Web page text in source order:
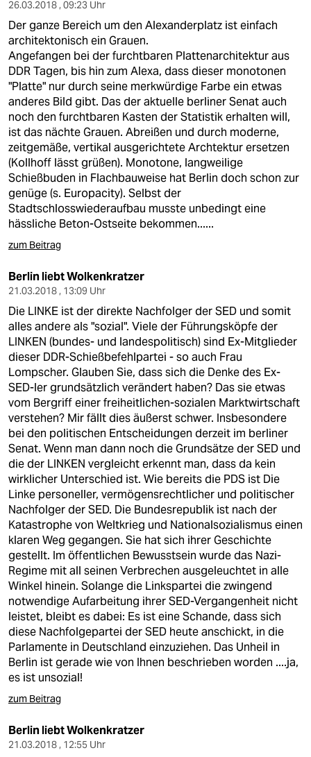
26.03.2018 , 09:23 Uhr
Der ganze Bereich um den Alexanderplatz ist einfach
architektonisch ein Grauen.
Angefangen bei der furchtbaren Plattenarchitektur aus
DDR Tagen, bis hin zum Alexa, dass dieser monotonen
"Platte" nur durch seine merkwürdige Farbe ein etwas
anderes Bild gibt. Das der aktuelle berliner Senat auch
noch den furchtbaren Kasten der Statistik erhalten will,
ist das nächte Grauen. Abreißen und durch moderne,
zeitgemäße, vertikal ausgerichtete Archtektur ersetzen
(Kollhoff lässt grüßen). Monotone, langweilige
Schießbuden in Flachbauweise hat Berlin doch schon zur
genüge (s. Europacity). Selbst der
Stadtschlosswiederaufbau musste unbedingt eine
hässliche Beton-Ostseite bekommen......
zum Beitrag
Berlin liebt Wolkenkratzer
21.03.2018 , 13:09 Uhr
Die LINKE ist der direkte Nachfolger der SED und somit
alles andere als "sozial". Viele der Führungsköpfe der
LINKEN (bundes- und landespolitisch) sind Ex-Mitglieder
dieser DDR-Schießbefehlpartei - so auch Frau
Lompscher. Glauben Sie, dass sich die Denke des Ex-
SED-ler grundsätzlich verändert haben? Das sie etwas
vom Bergriff einer freiheitlichen-sozialen Marktwirtschaft
verstehen? Mir fällt dies äußerst schwer. Insbesondere
bei den politischen Entscheidungen derzeit im berliner
Senat. Wenn man dann noch die Grundsätze der SED und
die der LINKEN vergleicht erkennt man, dass da kein
wirklicher Unterschied ist. Wie bereits die PDS ist Die
Linke personeller, vermögensrechtlicher und politischer
Nachfolger der SED. Die Bundesrepublik ist nach der
Katastrophe von Weltkrieg und Nationalsozialismus einen
klaren Weg gegangen. Sie hat sich ihrer Geschichte
gestellt. Im öffentlichen Bewusstsein wurde das Nazi-
Regime mit all seinen Verbrechen ausgeleuchtet in alle
Winkel hinein. Solange die Linkspartei die zwingend
notwendige Aufarbeitung ihrer SED-Vergangenheit nicht
leistet, bleibt es dabei: Es ist eine Schande, dass sich
diese Nachfolgepartei der SED heute anschickt, in die
Parlamente in Deutschland einzuziehen. Das Unheil in
Berlin ist gerade wie von Ihnen beschrieben worden ....ja,
es ist unsozial!
zum Beitrag
Berlin liebt Wolkenkratzer
21.03.2018 , 12:55 Uhr